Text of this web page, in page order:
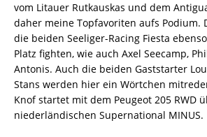
vom Litauer Rutkauskas und dem
daher meine Topfavoriten aufs Podium.
die beiden Seeliger-Racing Fiesta
Platz fighten, wie auch Axel Seecamp,
Antonis. Auch die beiden Gaststarter
Stans werden hier ein Wörtchen
Knof startet mit dem Peugeot 205 RWD
niederländischen Supernational MINUS.